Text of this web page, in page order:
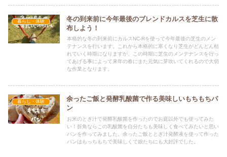
暮らし・体験
冬の到来前に今年最後のブレンドカルスを芝生に散
布しよう！
本格的な冬の到来前にカルスNC-Rを使って今年最後の芝生のメン
テナンスを行います。これから本格的に寒くなり芝生がどんどん枯
れていく時期になりますが、この時期に芝生のメンテナンスを行っ
てあげる事によって来年の春にまた元気に芽吹いてくれるので大切
な作業となります。
暮らし・体験
余ったご飯と発酵乳酸菌で作る美味しいもちもちパ
ン
お米のとぎ汁で発酵乳酸菌を作ったのでお庭以外でも使ってみた
い！折角ならこの乳酸菌を自分たちも美味しく食べてみたいと思い
パンを作ってみました。余ったご飯ととぎ汁発酵液を使って作った
パンはもっちもちで美味しくて娘たちにも大好評でした。